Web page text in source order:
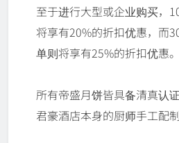
至于进行大型或企业购买，
将享有20%的折扣优惠，而
单则将享有25%的折扣优惠。
所有帝盛月饼皆具备清真认
君豪酒店本身的厨师手工配制